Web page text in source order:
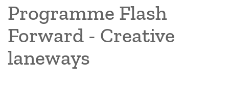
Programme Flash
Forward - Creative
laneways